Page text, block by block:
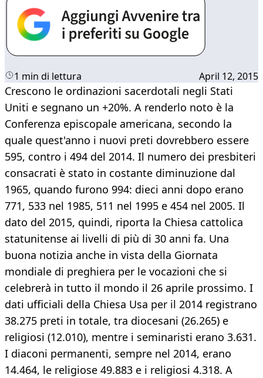
1 min di lettura April 12, 2015
Crescono le ordinazioni sacerdotali negli Stati
Uniti e segnano un +20%. A renderlo noto è la
Conferenza episcopale americana, secondo la
quale quest'anno i nuovi preti dovrebbero essere
595, contro i 494 del 2014. Il numero dei presbiteri
consacrati è stato in costante diminuzione dal
1965, quando furono 994: dieci anni dopo erano
771, 533 nel 1985, 511 nel 1995 e 454 nel 2005. Il
dato del 2015, quindi, riporta la Chiesa cattolica
statunitense ai livelli di più di 30 anni fa. Una
buona notizia anche in vista della Giornata
mondiale di preghiera per le vocazioni che si
celebrerà in tutto il mondo il 26 aprile prossimo. I
dati ufficiali della Chiesa Usa per il 2014 registrano
38.275 preti in totale, tra diocesani (26.265) e
religiosi (12.010), mentre i seminaristi erano 3.631.
I diaconi permanenti, sempre nel 2014, erano
14.464, le religiose 49.883 e i religiosi 4.318. A